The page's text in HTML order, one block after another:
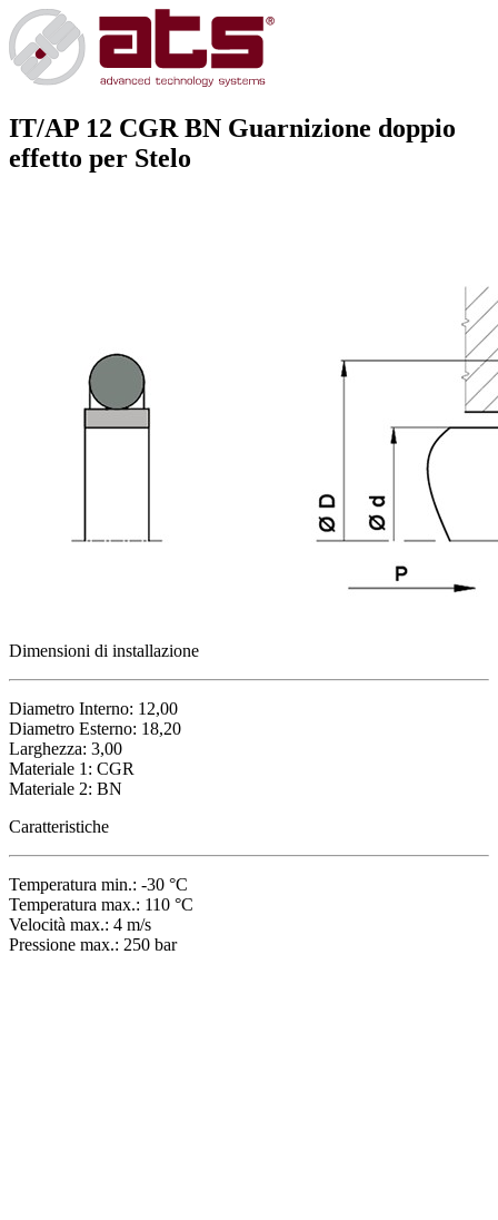
IT/AP 12 CGR BN Guarnizione doppio
effetto per Stelo
Dimensioni di installazione
Diametro Interno: 12,00
Diametro Esterno: 18,20
Larghezza: 3,00
Materiale 1: CGR
Materiale 2: BN
Caratteristiche
Temperatura min.: -30 °C
Temperatura max.: 110 °C
Velocità max.: 4 m/s
Pressione max.: 250 bar